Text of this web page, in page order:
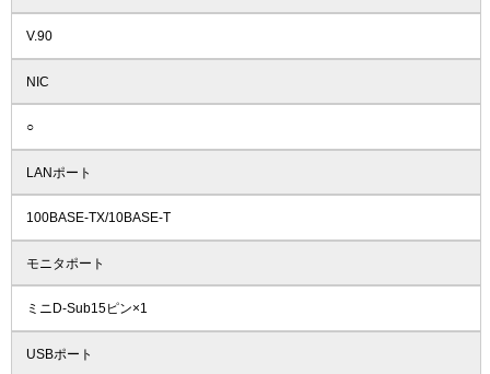
V.90
NIC
○
LANポート
100BASE-TX/10BASE-T
モニタポート
ミニD-Sub15ピン×1
USBポート